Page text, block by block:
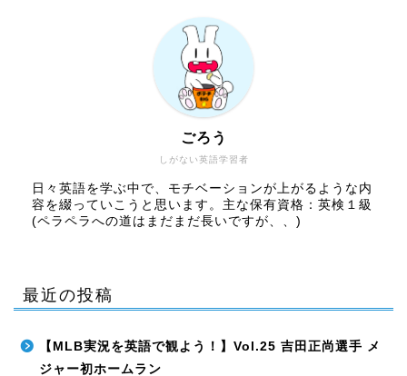
しがない英語学習者
ごろう
日々英語を学ぶ中で、モチベーションが上がるような内
容を綴っていこうと思います。主な保有資格：英検１級
(ペラペラへの道はまだまだ長いですが、、)
最近の投稿
【MLB実況を英語で観よう！】Vol.25 吉田正尚選手 メ
ジャー初ホームラン